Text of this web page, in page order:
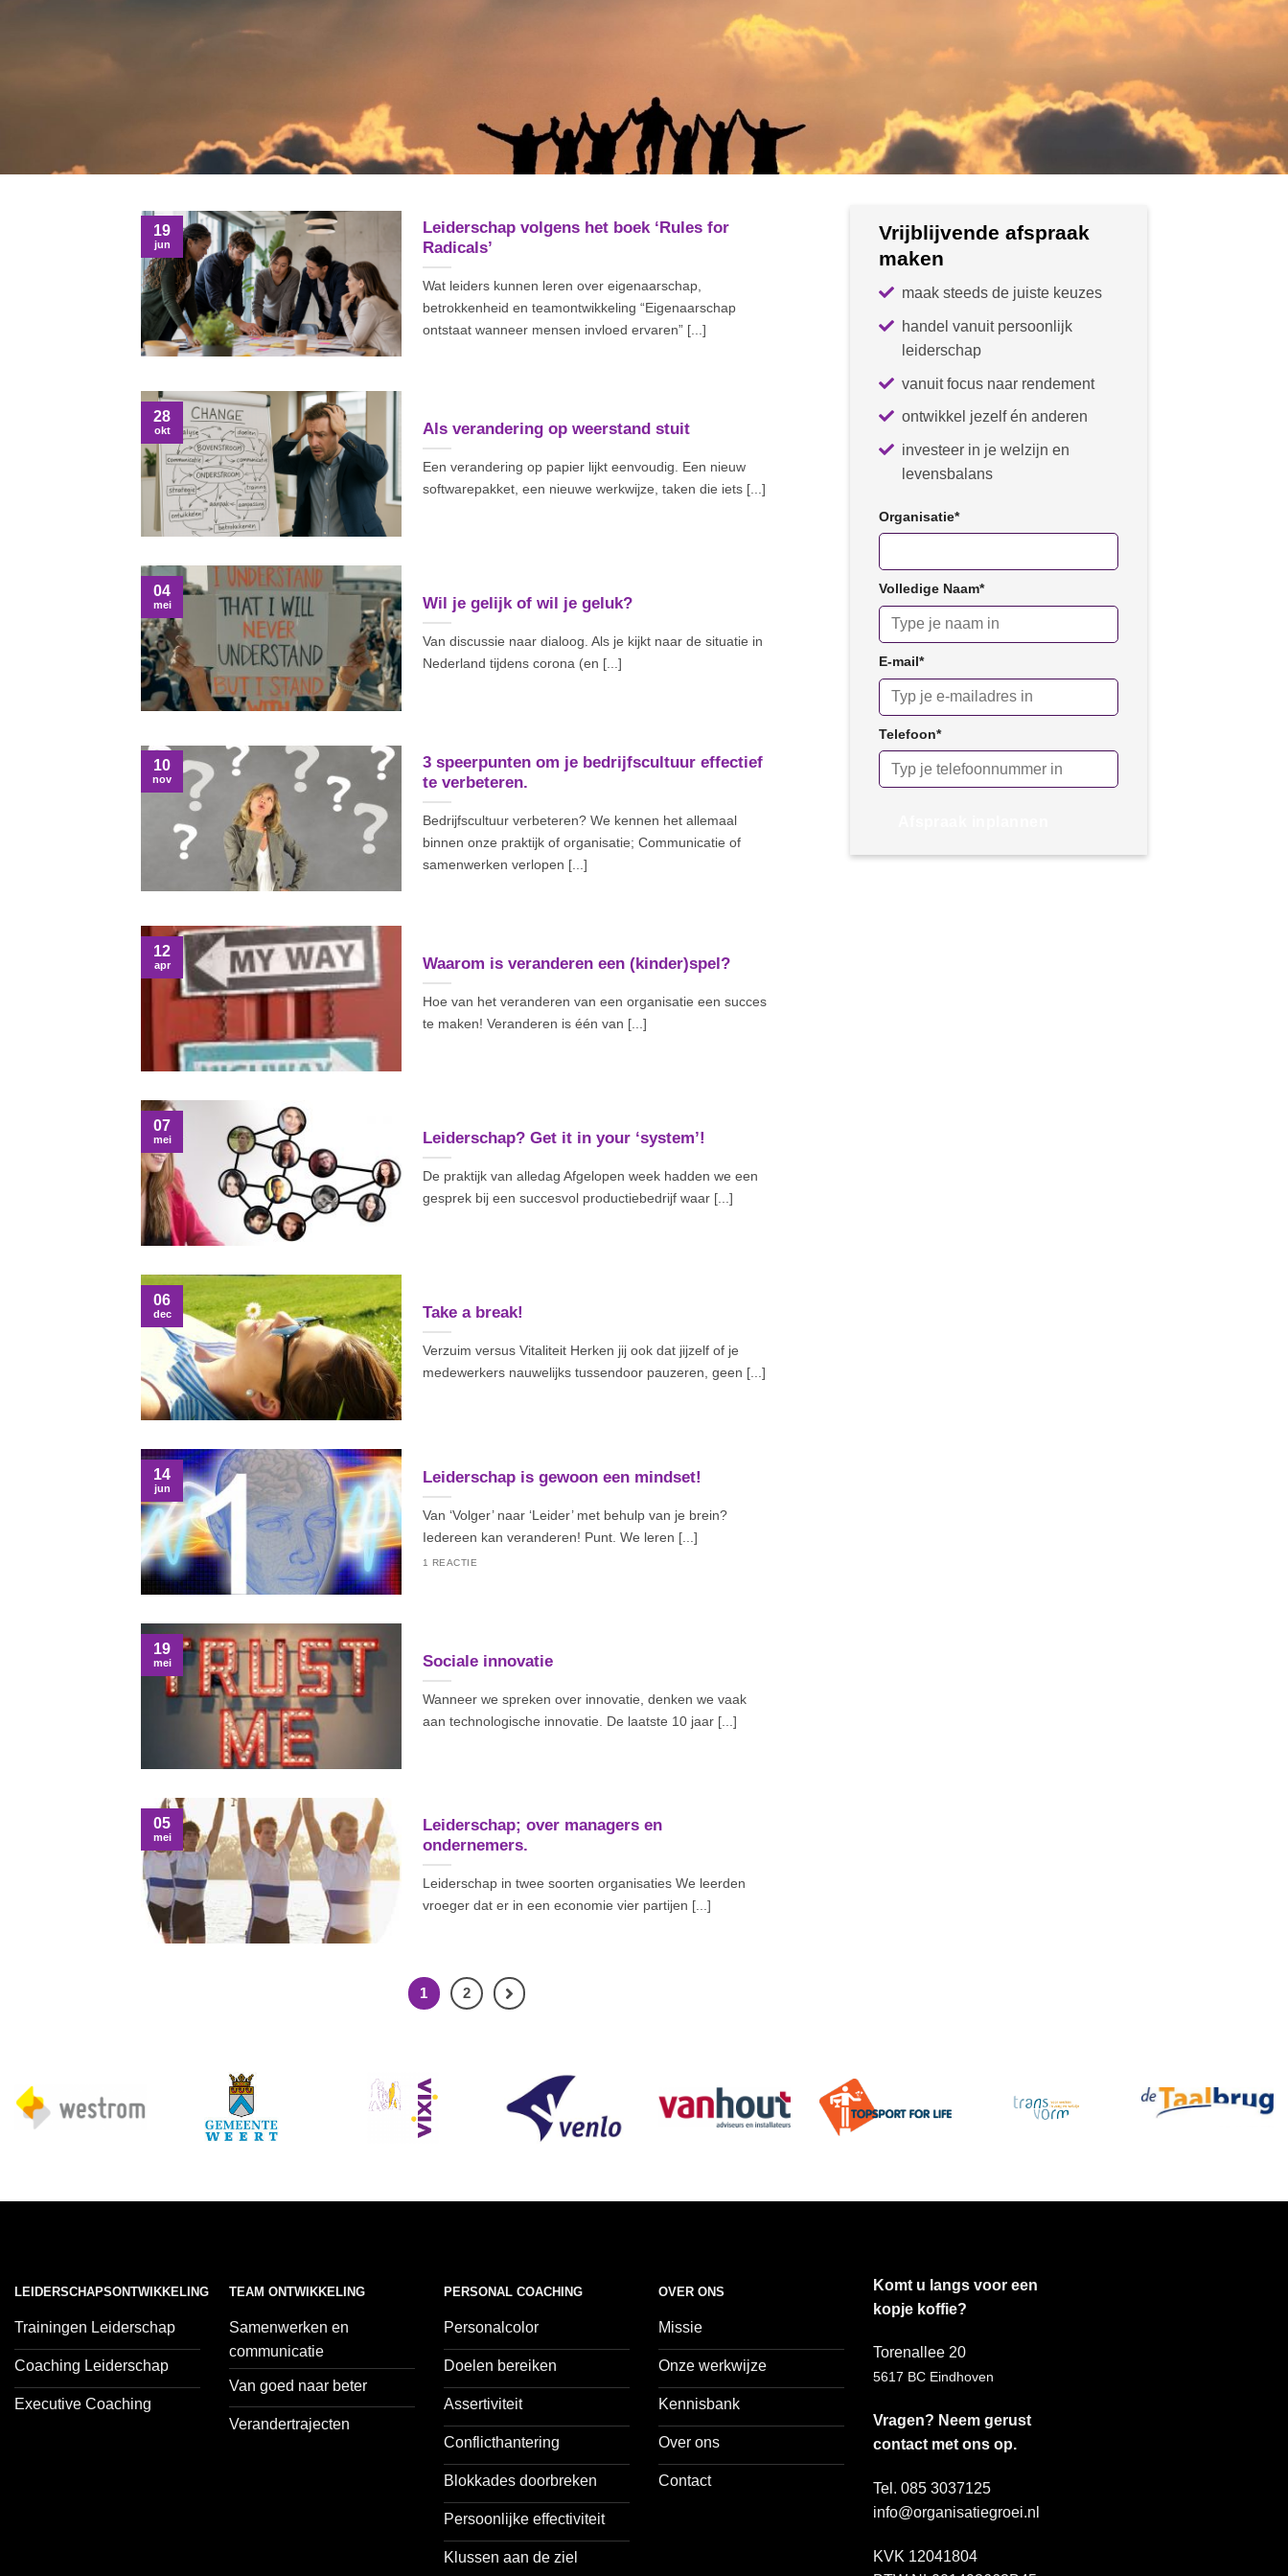
Leiderschap volgens het boek ‘Rules for
Radicals’
Wat leiders kunnen leren over eigenaarschap,
betrokkenheid en teamontwikkeling “Eigenaarschap
ontstaat wanneer mensen invloed ervaren” [...]
19
jun
Als verandering op weerstand stuit
Een verandering op papier lijkt eenvoudig. Een nieuw
softwarepakket, een nieuwe werkwijze, taken die iets [...]
28
okt
Wil je gelijk of wil je geluk?
Van discussie naar dialoog. Als je kijkt naar de situatie in
Nederland tijdens corona (en [...]
04
mei
3 speerpunten om je bedrijfscultuur effectief
te verbeteren.
Bedrijfscultuur verbeteren? We kennen het allemaal
binnen onze praktijk of organisatie; Communicatie of
samenwerken verlopen [...]
10
nov
Waarom is veranderen een (kinder)spel?
Hoe van het veranderen van een organisatie een succes
te maken! Veranderen is één van [...]
12
apr
Leiderschap? Get it in your ‘system’!
De praktijk van alledag Afgelopen week hadden we een
gesprek bij een succesvol productiebedrijf waar [...]
07
mei
Take a break!
Verzuim versus Vitaliteit Herken jij ook dat jijzelf of je
medewerkers nauwelijks tussendoor pauzeren, geen [...]
06
dec
Leiderschap is gewoon een mindset!
Van ‘Volger’ naar ‘Leider’ met behulp van je brein?
Iedereen kan veranderen! Punt. We leren [...]
1 REACTIE
14
jun
Sociale innovatie
Wanneer we spreken over innovatie, denken we vaak
aan technologische innovatie. De laatste 10 jaar [...]
19
mei
Leiderschap; over managers en
ondernemers.
Leiderschap in twee soorten organisaties We leerden
vroeger dat er in een economie vier partijen [...]
05
mei
1 2
Vrijblijvende afspraak
maken
maak steeds de juiste keuzes
handel vanuit persoonlijk
leiderschap
vanuit focus naar rendement
ontwikkel jezelf én anderen
investeer in je welzijn en
levensbalans
Organisatie*
Volledige Naam*
E-mail*
Telefoon*
LEIDERSCHAPSONTWIKKELING
Trainingen Leiderschap
Coaching Leiderschap
Executive Coaching
TEAM ONTWIKKELING
Samenwerken en
communicatie
Van goed naar beter
Verandertrajecten
PERSONAL COACHING
Personalcolor
Doelen bereiken
Assertiviteit
Conflicthantering
Blokkades doorbreken
Persoonlijke effectiviteit
Klussen aan de ziel
OVER ONS
Missie
Onze werkwijze
Kennisbank
Over ons
Contact
Komt u langs voor een
kopje koffie?
Torenallee 20
5617 BC Eindhoven
Vragen? Neem gerust
contact met ons op.
Tel. 085 3037125
info@organisatiegroei.nl
KVK 12041804